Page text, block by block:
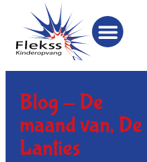
Blog -De
maand van, De
Lanties